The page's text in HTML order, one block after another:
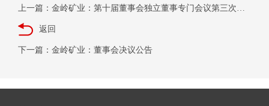
上一篇：金岭矿业：第十届董事会独立董事专门会议第三次会议审核意见
返回
下一篇：金岭矿业：董事会决议公告